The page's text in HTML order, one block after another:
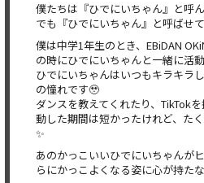
僕たちは『ひでにいちゃん』と呼
でも『ひでにいちゃん』と呼ばせ
僕は中学1年生のとき、EBiDAN
の時にひでにいちゃんと一緒に活
ひでにいちゃんはいつもキラキラ
の憧れです🥹
ダンスを教えてくれたり、TikTok
動した期間は短かったけれど、た
✨
あのかっこいいひでにいちゃんが
らにかっこよくなる姿に心が持た